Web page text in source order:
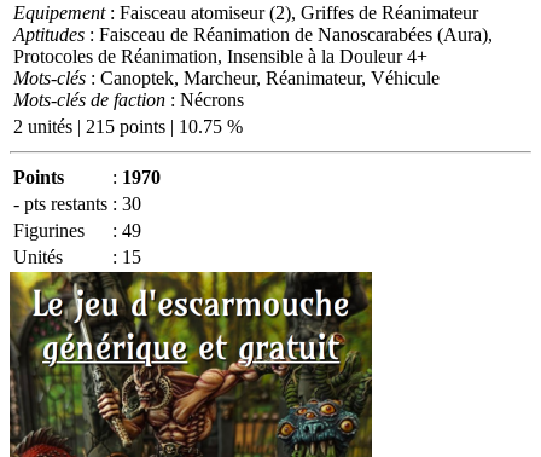
Equipement: Faisceau atomiseur (2), Griffes de Réanimateur
Aptitudes : Faisceau de Réanimation de Nanoscarabées (Aura),
Protocoles de Réanimation, Insensible à la Douleur 4+
Mots-clés : Canoptek, Marcheur, Réanimateur, Véhicule
Mots-clés de faction : Nécrons
2 unités | 215 points | 10.75 %
Points : 1970
- pts restants : 30
Figurines
: 49
Unités
: 15